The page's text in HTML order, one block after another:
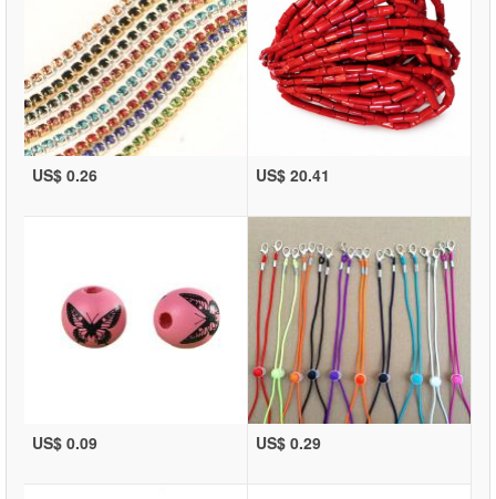
US$ 0.26 US$ 20.41
US$ 0.09 US$ 0.29